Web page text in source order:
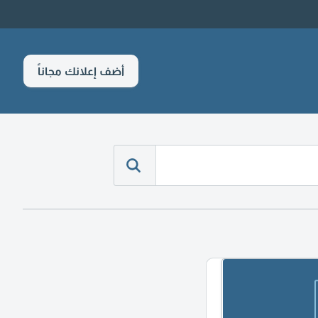
أضف إعلانك مجاناً